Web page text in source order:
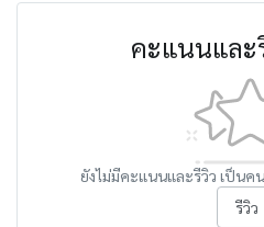
คะแนนและ
ยังไม่มีคะแนนและรีวิว เป็นค
รีวิว